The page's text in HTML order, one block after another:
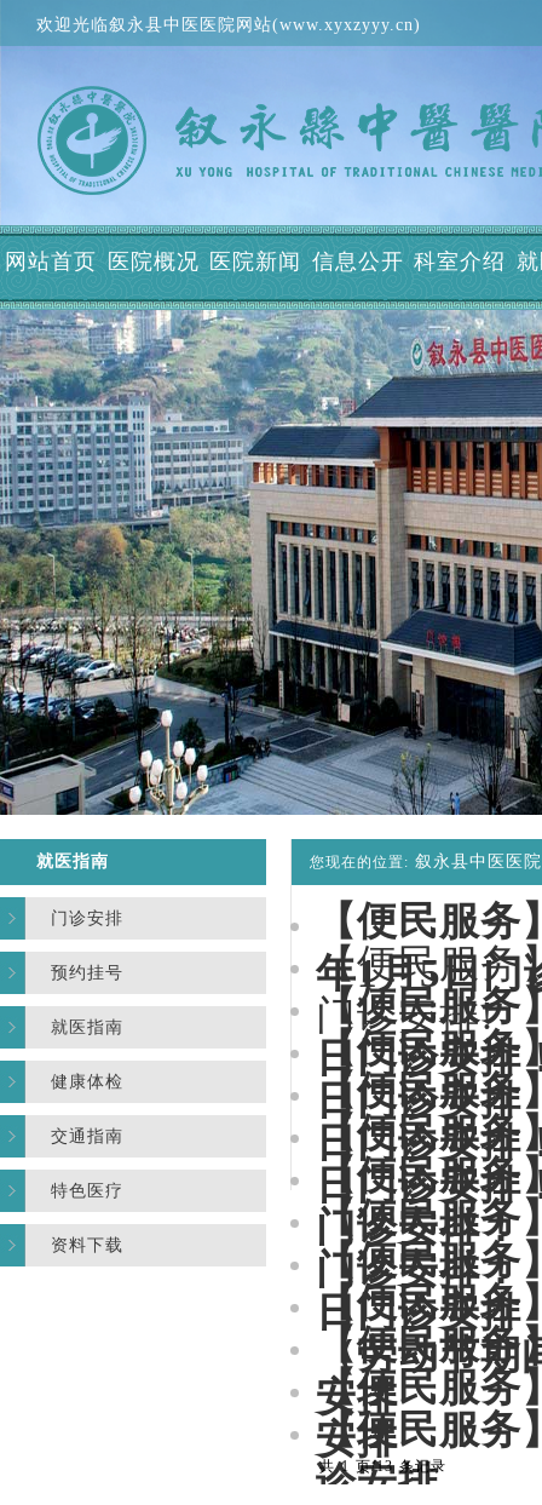
欢迎光临叙永县中医医院网站(www.xyxzyyy.cn)
网站首页 医院概况 医院新闻 信息公开 科室介绍
就医指南
门诊安排
预约挂号
就医指南
健康体检
交通指南
特色医疗
资料下载
您现在的位置: 叙永县中医医院
【便民服
年1月5日门
【便民服务
门诊安排!
【便民服务
日门诊安排
【便民服务
日门诊安排
【便民服务
日门诊安排
【便民服务
日门诊安排
【便民服务
门诊安排！
【便民服务
门诊安排！
【便民服务
日门诊安排
【便民服务
（劳动节
【便民服务
安排
【便民服务
安排
【便民服务
诊安排
共 1 页/13 条记录